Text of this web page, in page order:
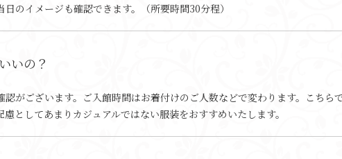
のイメージも確認できます。（所要時間30分程）
いの？
がございます。ご入館時間はお着付けのご人数などで変わります。こちら
としてあまりカジュアルではない服装をおすすめいたします。